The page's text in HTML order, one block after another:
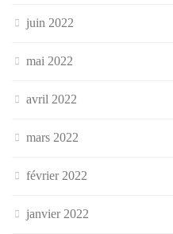
juin 2022
mai 2022
avril 2022
mars 2022
février 2022
janvier 2022